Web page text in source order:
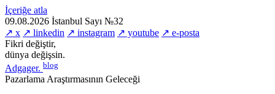
İçeriğe atla
09.08.2026 İstanbul Sayı №32
↗ x ↗ linkedin ↗ instagram ↗ youtube ↗ e-posta
Fikri değiştir,
dünya değişsin.
Adgager. blog
Pazarlama Araştırmasının Geleceği